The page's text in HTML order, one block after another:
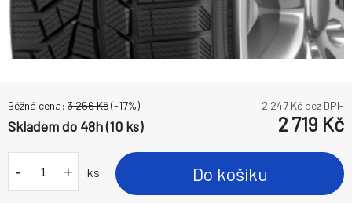
Běžná cena: 3 266Kč(-17%) 2 247 Kč bez DPH
Skladem do 48h (10 ks) 2 719 Kč
- + ks Do košíku